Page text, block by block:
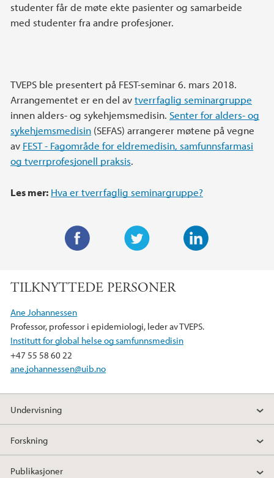
studenter får de møte ekte pasienter og samarbeide
med studenter fra andre profesjoner.
TVEPS ble presentert på FEST-seminar 6. mars 2018.
Arrangementet er en del avtverrfaglig seminargruppe
innen alders- og sykehjemsmedisin. Senter for alders- og
sykehjemsmedisin (SEFAS) arrangerer møtene på vegne
av FEST - Fagområde for eldremedisin, samfunnsfarmasi
og tverrprofesjonell praksis.
Les mer: Hva er tverrfaglig seminargruppe?
i
e
b
o
o
k
TILKNYTTEDE PERSONER
Ane Johannessen
Professor, professor i epidemiologi, leder av TVEPS.
Institutt for global helse og samfunnsmedisin
+47 55 58 60 22
ane.johannessen@uib.no
Undervisning
Forskning
Publikasjoner